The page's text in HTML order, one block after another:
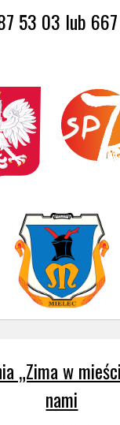
53 03 lub
„Zima w
nami